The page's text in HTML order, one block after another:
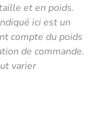
et en poids.
ici est un
compte du poids
de commande.
varier